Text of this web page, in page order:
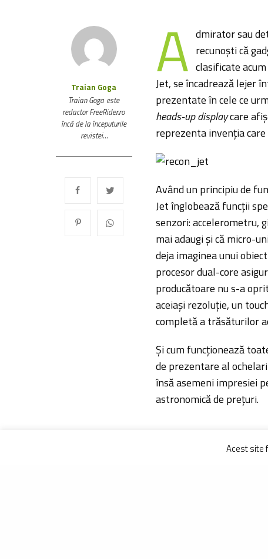
Traian Goga
Traian Goga este
redactor FreeRider.ro
încă de la începuturile
revistei…
A dmirator sau
recunoști că
clasificate
Jet, se încadrează lejer
prezentate în cele ce
heads-up displaycare
reprezenta invenția
Având un principiu de
Jet înglobează funcții
senzori: accelerometru,
mai adaugi și că micro-
deja imaginea unui
procesor dual-core
producătoare nu s-a
aceiași rezoluție, un
completă a trăsăturilor
Și cum funcționează
de prezentare al
însă asemeni impresiei
astronomică de prețuri.
Acest site